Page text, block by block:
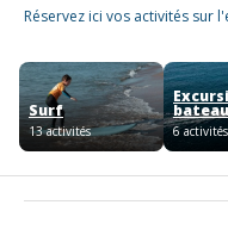
Réservez ici vos activités sur
Surf
13 activités
bateau
6 activités